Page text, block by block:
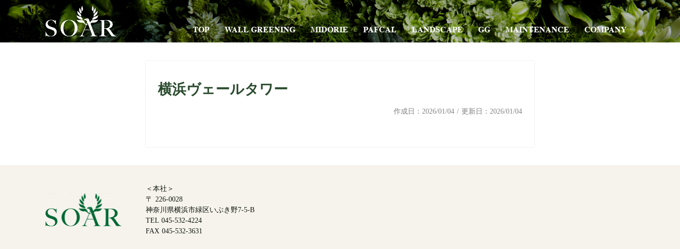
TOP WALL GREENING MIDORIE PAFCAL LANDSCAPE GG MAINTENANCE COMPANY
横浜ヴェールタワー
作成日： 2026/01/04 / 更新日： 2026/01/04
＜本社＞
〒 226-0028
神奈川県横浜市緑区いぶき野7-5-B
TEL 045-532-4224
FAX 045-532-3631